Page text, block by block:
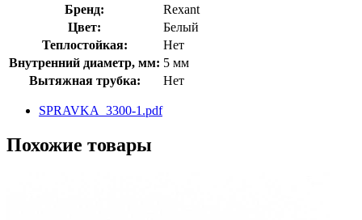
Бренд:
Rexant
Цвет:
Белый
Теплостойкая:
Нет
Внутренний диаметр, мм: 5 мм
Вытяжная трубка:
Нет
SPRAVKA_3300-1.pdf
Похожие товары